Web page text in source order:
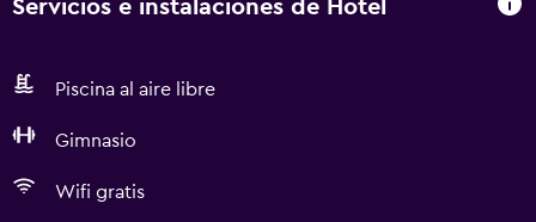
Servicios e instalaciones de Hotel
Piscina al aire libre
Gimnasio
Wifi gratis